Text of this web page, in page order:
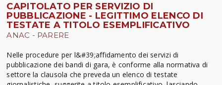
CAPITOLATO PER SERVIZIO DI
PUBBLICAZIONE - LEGITTIMO ELENCO DI
TESTATE A TITOLO ESEMPLIFICATIVO
ANAC - PARERE
Nelle procedure per l&#39;affidamento dei servizi di
pubblicazione dei bandi di gara, è conforme alla normativa di
settore la clausola che preveda un elenco di testate